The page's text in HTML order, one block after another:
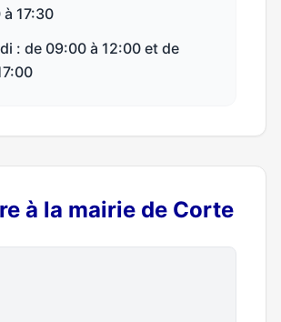
17:30
: de 09:00 à 12:00 et de
à la mairie de Corte